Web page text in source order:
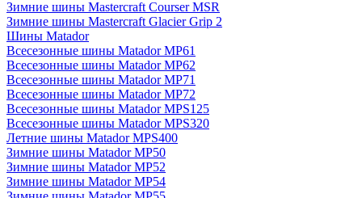
Зимние шины Mastercraft Courser MSR
Зимние шины Mastercraft Glacier Grip 2
Шины Matador
Всесезонные шины Matador MP61
Всесезонные шины Matador MP62
Всесезонные шины Matador MP71
Всесезонные шины Matador MP72
Всесезонные шины Matador MPS125
Всесезонные шины Matador MPS320
Летние шины Matador MPS400
Зимние шины Matador MP50
Зимние шины Matador MP52
Зимние шины Matador MP54